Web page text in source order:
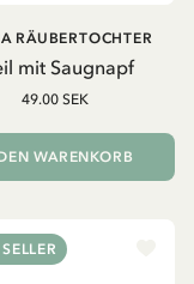
mit Saugnapf
RÄUBERTOCHTER
49.00 SEK
WARENKORB